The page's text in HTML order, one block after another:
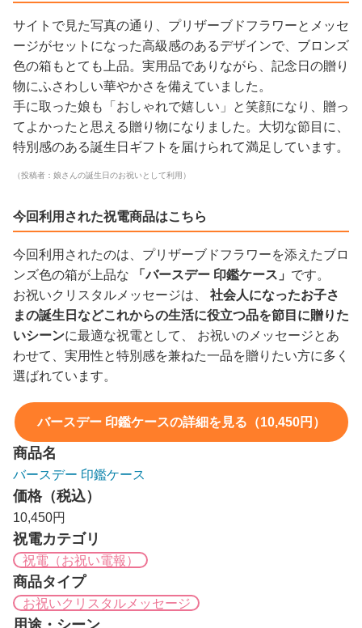
サイトで見た写真の通り、プリザーブドフラワーとメッセ
ージがセットになった高級感のあるデザインで、ブロンズ
色の箱もとても上品。実用品でありながら、記念日の贈り
物にふさわしい華やかさを備えていました。
手に取った娘も「おしゃれで嬉しい」と笑顔になり、贈っ
てよかったと思える贈り物になりました。大切な節目に、
特別感のある誕生日ギフトを届けられて満足しています。
（投稿者：娘さんの誕生日のお祝いとして利用）
今回利用された祝電商品はこちら
今回利用されたのは、プリザーブドフラワーを添えたブロ
ンズ色の箱が上品な
「バースデー 印鑑ケース」 です。
お祝いクリスタルメッセージは、 社会人になったお子さ
まの誕生日などこれからの生活に役立つ品を節目に贈りた
いシーンに最適な祝電として、 お祝いのメッセージとあ
わせて、実用性と特別感を兼ねた一品を贈りたい方に多く
選ばれています。
バースデー 印鑑ケースの詳細を見る（10,450円）
商品名
バースデー 印鑑ケース
価格（税込）
10,450円
祝電カテゴリ
祝電（お祝い電報）
商品タイプ
お祝いクリスタルメッセージ
用途・シーン